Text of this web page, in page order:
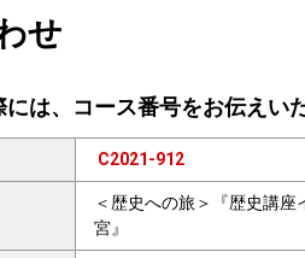
せ
は、コース番号をお伝えい
C2021-912
＜歴史への旅＞『歴史講
宮』